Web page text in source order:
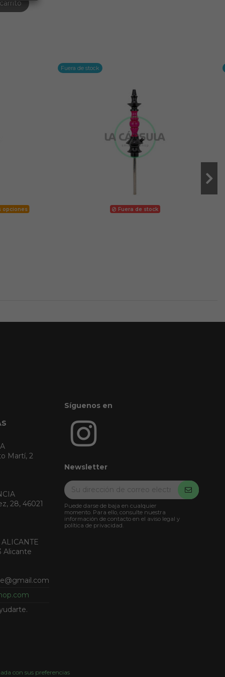
opciones
Fuera de stock
Fuera de stock
Martí, 2
28, 46021
Alicante
Síguenos en
Newsletter
Puede darse de baja en cualquier
momento. Para ello, consulte nuestra
información de contacto en el aviso legal y
política de privacidad.
con sus preferencias